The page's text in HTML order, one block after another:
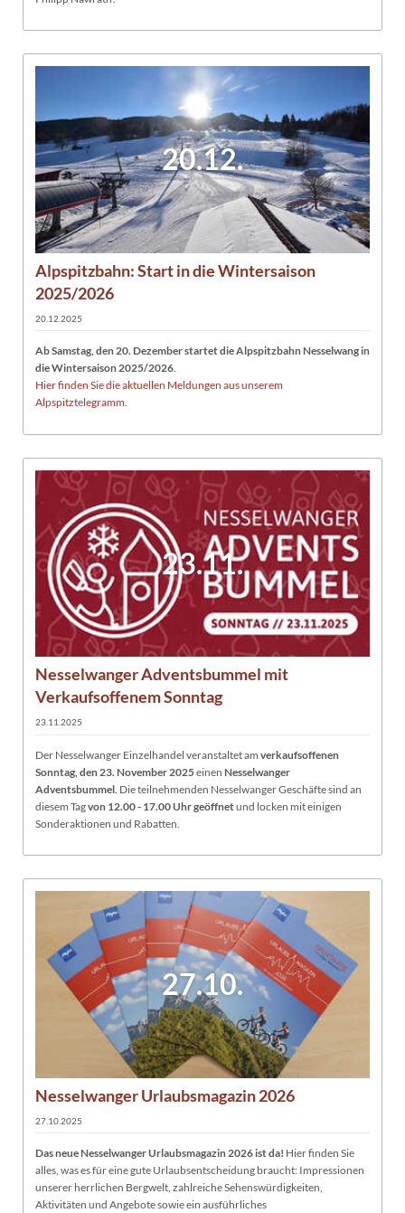
20.12.
Alpspitzbahn: Start in die Wintersaison
2025/2026
20.12.2025
Ab Samstag, den 20. Dezember startet die Alpspitzbahn Nesselwang in
die Wintersaison 2025/2026.
Hier finden Sie die aktuellen Meldungen aus unserem
Alpspitztelegramm.
23.11.
Nesselwanger Adventsbummel mit
Verkaufsoffenem Sonntag
23.11.2025
Der Nesselwanger Einzelhandel veranstaltet am verkaufsoffenen
Sonntag, den 23. November 2025einen Nesselwanger
Adventsbummel . Die teilnehmenden Nesselwanger Geschäfte sind an
diesem Tagvon 12.00 - 17.00 Uhr geöffnetund locken mit einigen
Sonderaktionen und Rabatten.
27.10.
Nesselwanger Urlaubsmagazin 2026
27.10.2025
Das neue Nesselwanger Urlaubsmagazin 2026 ist da! Hier finden Sie
alles, was es für eine gute Urlaubsentscheidung braucht: Impressionen
unserer herrlichen Bergwelt, zahlreiche Sehenswürdigkeiten,
Aktivitäten und Angebote sowie ein ausführliches